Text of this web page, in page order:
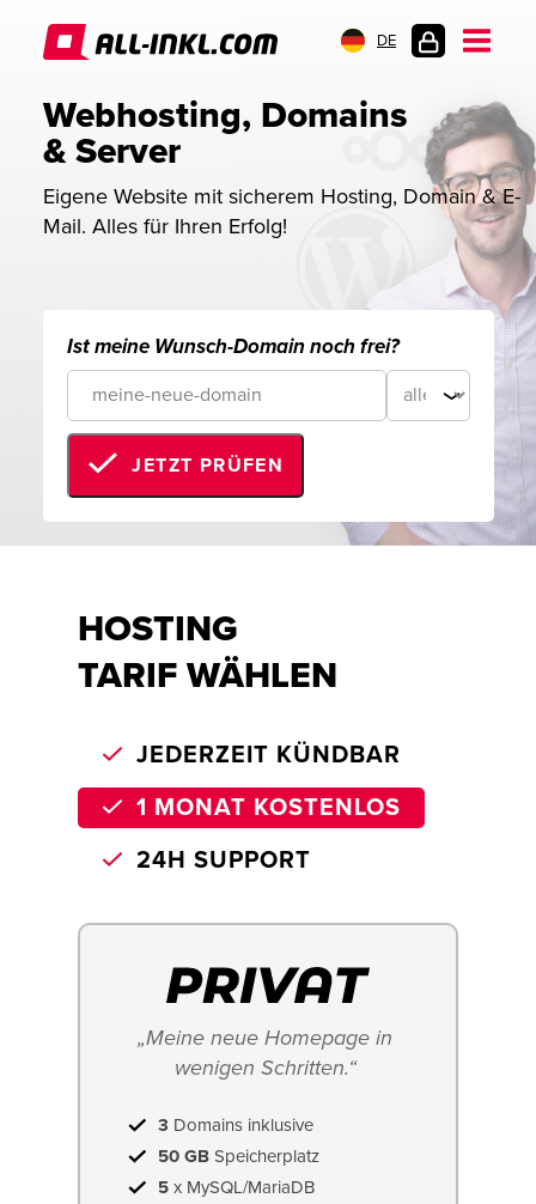
DE
Webhosting, Domains
& Server
Eigene Website mit sicherem Hosting, Domain & E-
Mail. Alles für Ihren Erfolg!
Ist meine Wunsch-Domain noch frei?
JETZT PRÜFEN
HOSTING
TARIF WÄHLEN
JEDERZEIT KÜNDBAR
1 MONAT KOSTENLOS
24H SUPPORT
„Meine neue Homepage in
wenigen Schritten.“
3 Domains inklusive
50 GB Speicherplatz
5 x MySQL/MariaDB